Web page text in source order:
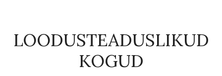
content
LOODUSTEADUSLIKUD
KOGUD